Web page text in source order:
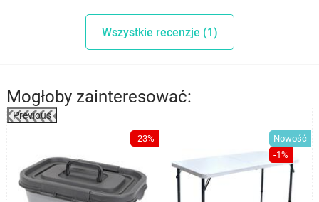
Wszystkie recenzje (1)
Mogłoby zainteresować:
Previous
-23%
Nowość
-1%